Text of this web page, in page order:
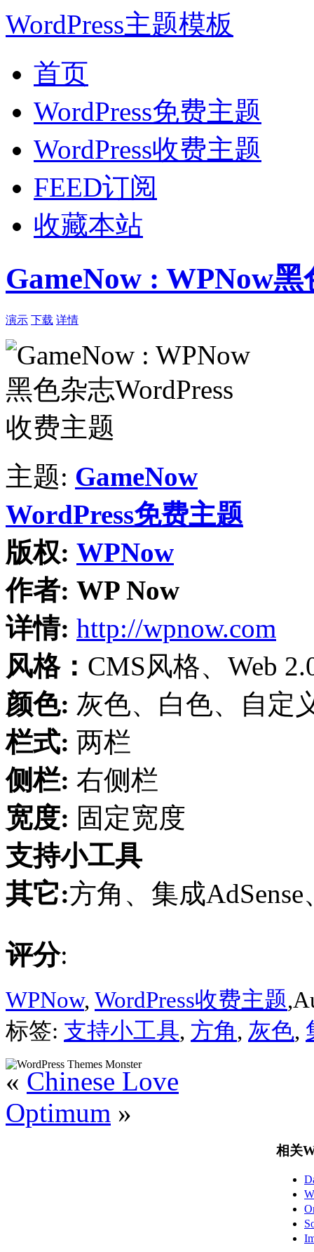
WordPress主题模板
首页
WordPress免费主题
WordPress收费主题
FEED订阅
收藏本站
GameNow : WPNow
演示 下载 详情
主题: GameNow
WordPress免费主题
版权: WPNow
作者: WP Now
详情: http://wpnow.com
风格： CMS风格、Web
颜色: 灰色、白色、自定
栏式: 两栏
侧栏: 右侧栏
宽度: 固定宽度
支持小工具
其它:方角、集成
评分:
WPNow, WordPress收费主题
标签: 支持小工具, 方角, 灰色,
« Chinese Love
Optimum »
相关